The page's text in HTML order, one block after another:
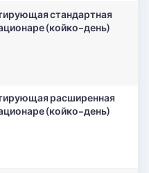
стандартная
(койко-день)
расширенная
(койко-день)